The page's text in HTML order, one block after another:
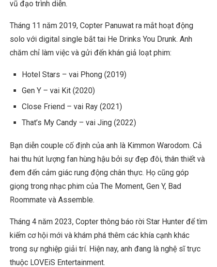
vũ đạo trình diễn.
Tháng 11 năm 2019, Copter Panuwat ra mắt hoạt động
solo với digital single bắt tai He Drinks You Drunk. Anh
chăm chỉ làm việc và gửi đến khán giả loạt phim:
Hotel Stars – vai Phong (2019)
Gen Y – vai Kit (2020)
Close Friend – vai Ray (2021)
That’s My Candy – vai Jing (2022)
Bạn diễn couple cố định của anh là Kimmon Warodom. Cả
hai thu hút lượng fan hùng hậu bởi sự đẹp đôi, thân thiết và
đem đến cảm giác rung động chân thực. Họ cũng góp
giọng trong nhạc phim của The Moment, Gen Y, Bad
Roommate và Assemble.
Tháng 4 năm 2023, Copter thông báo rời Star Hunter để tìm
kiếm cơ hội mới và khám phá thêm các khía cạnh khác
trong sự nghiệp giải trí. Hiện nay, anh đang là nghệ sĩ trực
thuộc LOVEiS Entertainment.